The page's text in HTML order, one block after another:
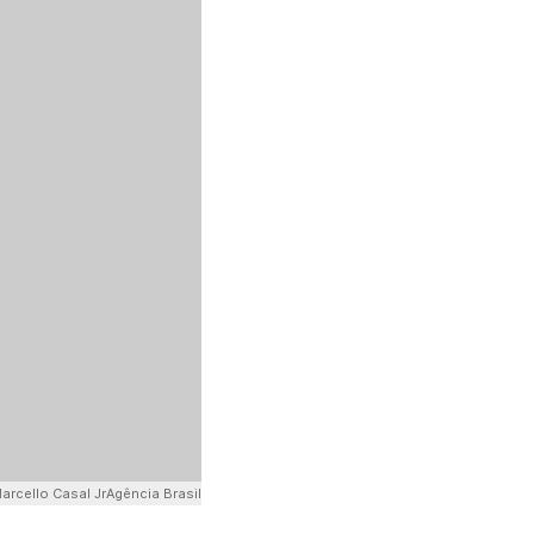
Casal JrAgência Brasil